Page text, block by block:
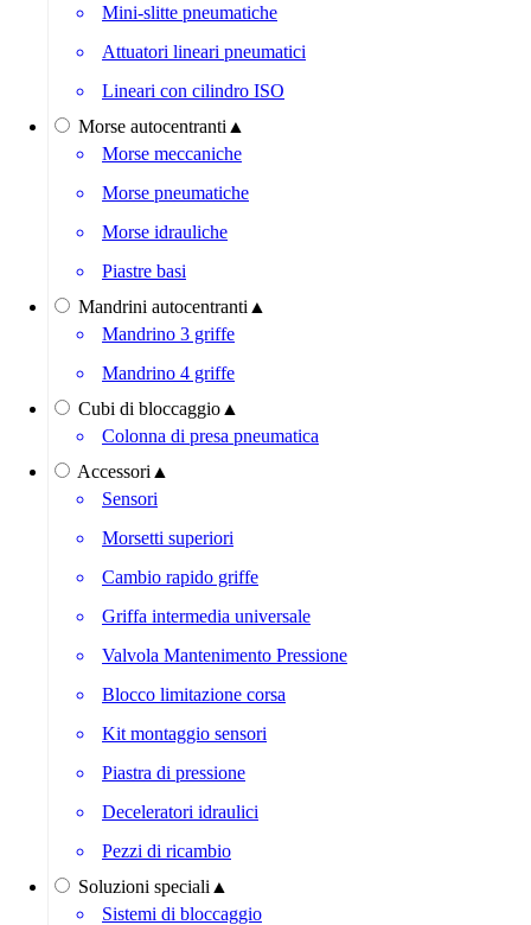
Mini-slitte pneumatiche
Attuatori lineari pneumatici
Lineari con cilindro ISO
Morse autocentranti ▲
Morse meccaniche
Morse pneumatiche
Morse idrauliche
Piastre basi
Mandrini autocentranti ▲
Mandrino 3 griffe
Mandrino 4 griffe
Cubi di bloccaggio ▲
Colonna di presa pneumatica
Accessori ▲
Sensori
Morsetti superiori
Cambio rapido griffe
Griffa intermedia universale
Valvola Mantenimento Pressione
Blocco limitazione corsa
Kit montaggio sensori
Piastra di pressione
Deceleratori idraulici
Pezzi di ricambio
Soluzioni speciali ▲
Sistemi di bloccaggio